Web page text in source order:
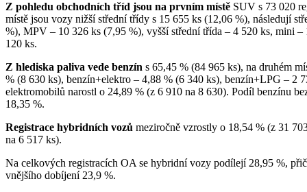
Z pohledu obchodních tříd jsou na prvním místě SUV s 73 020
místě jsou vozy nižší střední třídy s 15 655 ks (12,06 %), následují
%), MPV – 10 326 ks (7,95 %), vyšší střední třída – 4 520 ks, mini
120 ks.
Z hlediska paliva vede benzín s 65,45 % (84 965 ks), na druhém
% (8 630 ks), benzín+elektro – 4,88 % (6 340 ks), benzín+LPG – 2
elektromobilů narostl o 24,89 % (z 6 910 na 8 630). Podíl benzínu
18,35 %.
Registrace hybridních vozů meziročně vzrostly o 18,54 % (z 31
na 6 517 ks).
Na celkových registracích OA se hybridní vozy podílejí 28,95 %,
vnějšího dobíjení 23,9 %.